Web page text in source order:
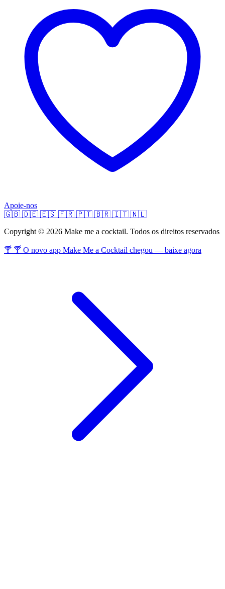
Apoie-nos
🇬🇧 🇩🇪 🇪🇸 🇫🇷 🇵🇹 🇧🇷 🇮🇹 🇳🇱
Copyright © 2026 Make me a cocktail. Todos os direitos reservados
🍸 🍸 O novo app Make Me a Cocktail chegou — baixe agora